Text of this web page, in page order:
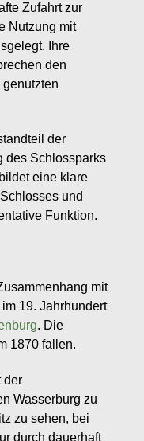
Zufahrt zur
Nutzung mit
Ihre
den
der
des Schlossparks
eine klare
und
Funktion.
mit
19. Jahrhundert
. Die
1870 fallen.
der
Wasserburg zu
zu sehen, bei
durch dauerhaft